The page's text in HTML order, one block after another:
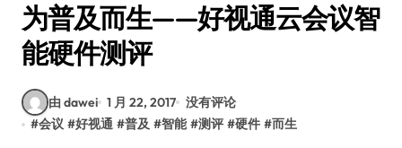
为普及而生——好视通云会议智
能硬件测评
由 dawei 1 月 22, 2017 没有评论
#会议 #好视通 #普及 #智能 #测评 #硬件 #而生